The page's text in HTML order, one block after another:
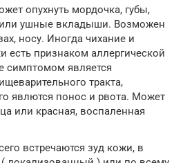
опухнуть мордочка, губы,
ушные вкладыши. Возможен
носу. Иногда чихание и
есть признаком аллергической
симптомом является
тракта,
явлются понос и рвота. Может
или красная, воспаленная
встречаются зуд кожи, в